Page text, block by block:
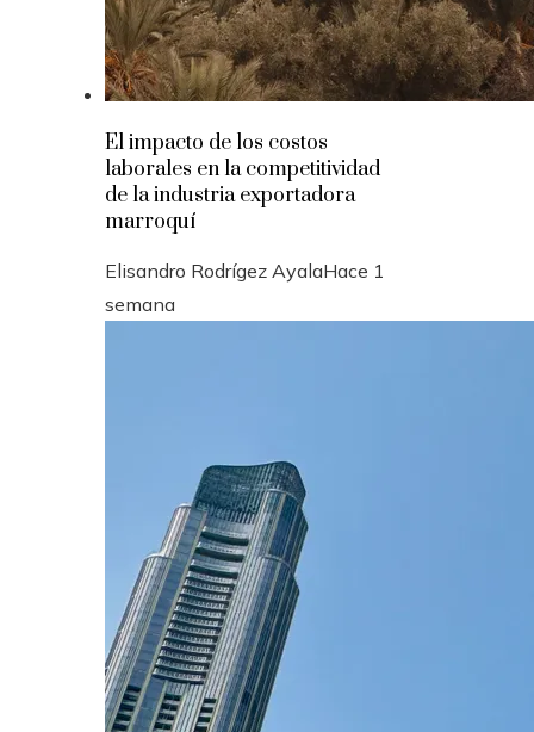
El impacto de los costos
laborales en la competitividad
de la industria exportadora
marroquí
Elisandro Rodrígez AyalaHace 1
semana